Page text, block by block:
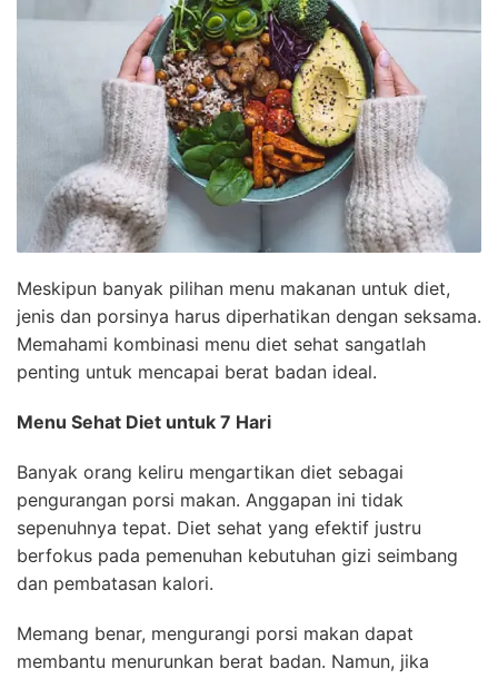
Meskipun banyak pilihan menu makanan untuk diet,
jenis dan porsinya harus diperhatikan dengan seksama.
Memahami kombinasi menu diet sehat sangatlah
penting untuk mencapai berat badan ideal.
Menu Sehat Diet untuk 7 Hari
Banyak orang keliru mengartikan diet sebagai
pengurangan porsi makan. Anggapan ini tidak
sepenuhnya tepat. Diet sehat yang efektif justru
berfokus pada pemenuhan kebutuhan gizi seimbang
dan pembatasan kalori.
Memang benar, mengurangi porsi makan dapat
membantu menurunkan berat badan. Namun, jika